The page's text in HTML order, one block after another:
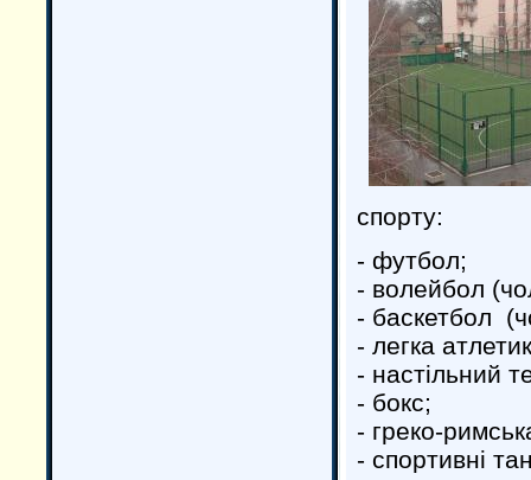
спорту:
- футбол;
- волейбол
- баскетбол
- легка
- настільний
- бокс;
- греко-
- спортивні